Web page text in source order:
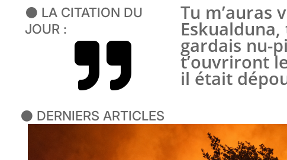
⚫ LA CITATION DU
JOUR :

Tu m’auras
gardais nu-
t’ouvriront
il était
⚫ DERNIERS ARTICLES